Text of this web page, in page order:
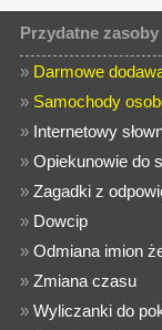
Przydatne zasoby
» Darmowe
» Samochody
» Internetowy
»Opiekunowie do
»Zagadki z
» Dowcip
»Odmiana imion
»Zmiana czasu
»Wyliczanki do